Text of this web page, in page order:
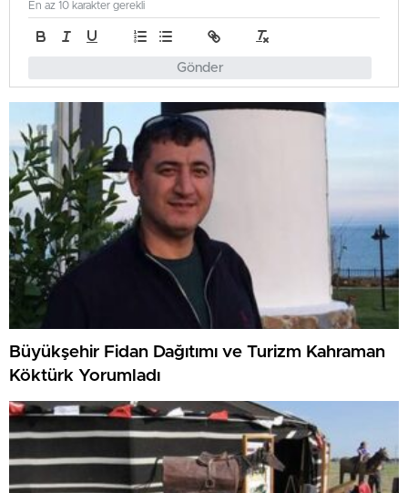
Gönder
En az 10 karakter gerekli
Büyükşehir Fidan Dağıtımı ve Turizm Kahraman
Köktürk Yorumladı